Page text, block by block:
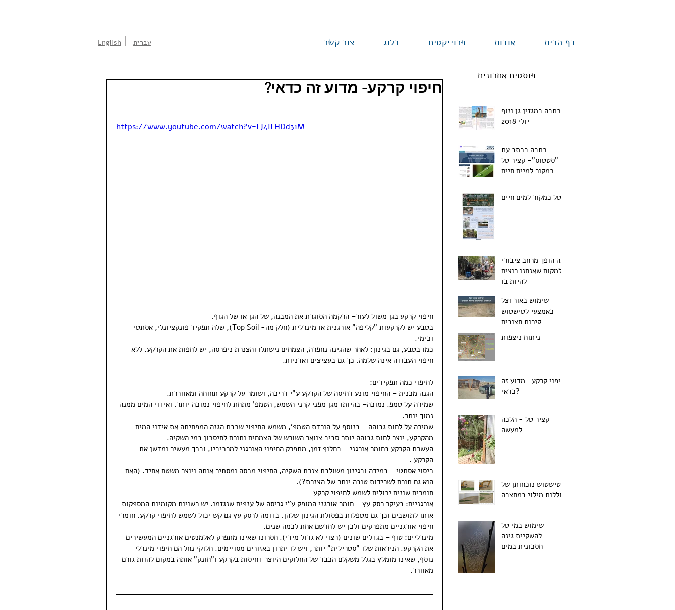
English עברית דף הבית אודות פרוייקטים בלוג צור קשר
חיפוי קרקע- מדוע זה כדאי?
https://www.youtube.com/watch?v=LJ4ILHDd31M
חיפוי קרקע בגן משול לעור– הרקמה הסוגרת את המבנה, של הגן או של הגוף.
בטבע יש לקרקעות "קליפה" אורגנית או מינרלית (חלק מה- Top Soil), שלה תפקיד פונקציונלי, אסתטי
וכימי.
כמו בטבע, גם בגינון: לאחר שהגינה נחפרה, הצמחים נישתלו והצנרת ניפרסה, יש לחפות את הקרקע. ללא
חיפוי העבודה אינה שלמה. כך גם בעציצים ואדניות.
לחיפוי כמה תפקידים:
הגנה מכנית – החיפוי מונע דחיסה של הקרקע ע"י דריכה, ושומר על קרקע תחוחה ומאווררת.
שמירה על טמפ. נמוכה– בהיותו מגן מפני קרני השמש, הטמפ' מתחת לחיפוי נמוכה יותר. ואידוי המים ממנה
נמוך יותר.
שמירה על לחות גבוהה – בנוסף על הורדת הטמפ', משמש החיפוי שכבת הגנה המפחיתה את אידוי המים
מהקרקע, יוצר לחות גבוהה יותר סביב צוואר השורש של הצמחים ותורם לחיסכון במי השקיה.
העשרת הקרקע בחומר אורגני – בחלוף זמן, מתפרק החיפוי האורגני למרכיביו, ובכך מעשיר ומדשן את
הקרקע .
כיסוי אסתטי – במידה ובגינון משולבת צנרת השקיה, החיפוי מכסה ומסתיר אותה ויוצר משטח אחיד. (האם
הוא גם תורם לשרידות טובה יותר של הצנרת?).
חומרים שונים יכולים לשמש לחיפוי קרקע –
אורגניים: בעיקר רסק עץ – חומר אורגני המופק ע"י גריסה של ענפים שנגזמו. יש רשויות מקומיות המספקות
אותו לתושבים וכך גם מטפלות בפסולת הגינון שלהן. בדומה לרסק עץ גם קש יכול לשמש לחיפוי קרקע. חומרי
חיפוי אורגניים מתפרקים ולכן יש לחדשם אחת לכמה שנים.
מינרליים: טוף – בגדלים שונים (רצוי לא גדול מידי). חסרונו שאינו מתפרק לאלמנטים אורגניים המעשירים
את הקרקע. הניראות שלו "סטרילית" יותר, ויש לו יתרון באזורים מסויימים. חלוקי נחל הם חיפוי מינרלי
נוסף, שאינו מומלץ בגלל משקלם הכבד של החלוקים היוצר דחיסות בקרקע ו"חונק" אותה במקום להוות גורם
מאוורר.
פוסטים אחרונים
כתבה במגזין גן ונוף
יולי 2018
כתבה בכתב עת
"סטטוס"- קציר טל
כמקור למיים חיים
טל כמקור למים חיים
מה הופך מרחב ציבורי
למקום שאנחנו רוצים
להיות בו
שימוש באור וצל
כאמצעי לטישטוש
קירות חצובים
ניתוח ניצפות
חיפוי קרקע- מדוע זה
כדאי?
קציר טל - הלכה
למעשה
טישטוש נוכחותן של
סוללות מילוי במחצבה
שימוש במי טל
להשקיית גינה
חסכונית במים